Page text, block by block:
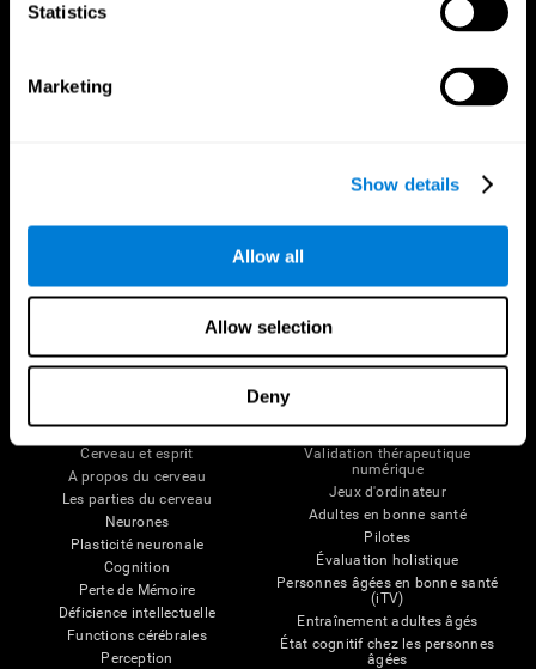
Statistics
Marketing
Show details
Allow all
Allow selection
Deny
Nous suivre
Cerveau et esprit
A propos du cerveau
Les parties du cerveau
Neurones
Plasticité neuronale
Cognition
Perte de Mémoire
Déficience intellectuelle
Functions cérébrales
Perception
Validation thérapeutique
numérique
Jeux d'ordinateur
Adultes en bonne santé
Pilotes
Évaluation holistique
Personnes âgées en bonne santé
(iTV)
Entraînement adultes âgés
État cognitif chez les personnes
âgées